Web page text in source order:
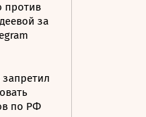
против
за
по РФ